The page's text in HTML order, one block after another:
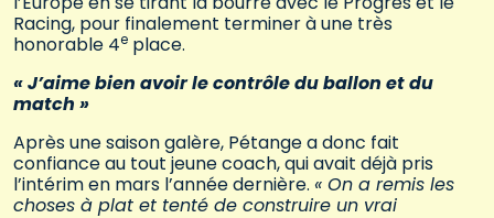
Racing, pour finalement terminer à une très
honorable 4e place.
« J’aime bien avoir le contrôle du ballon et du
match »
Après une saison galère, Pétange a donc fait
confiance au tout jeune coach, qui avait déjà pris
l’intérim en mars l’année dernière. « On a remis les
choses à plat et tenté de construire un vrai